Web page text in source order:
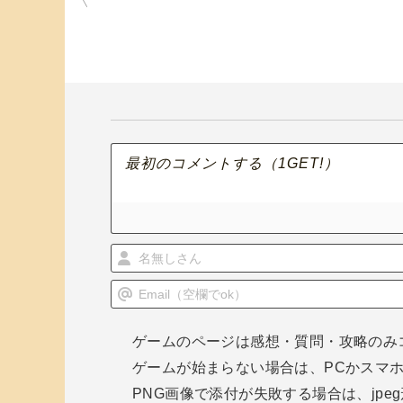
ゲームのページは感想・質問・攻略のみ
ゲームが始まらない場合は、PCかスマ
PNG画像で添付が失敗する場合は、